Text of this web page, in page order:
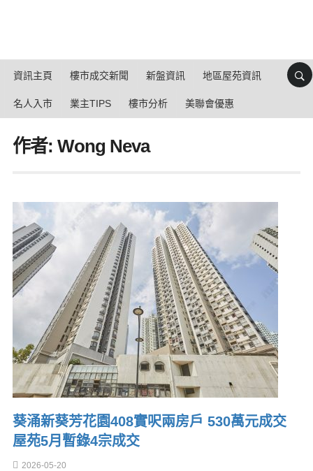
資訊主頁 樓市成交新聞 新盤資訊 地區屋苑資訊
名人入市 業主TIPS 樓市分析 美聯會優惠
作者: Wong Neva
葵涌新葵芳花園408實呎兩房戶 530萬元成交
屋苑5月暫錄4宗成交
2026-05-20